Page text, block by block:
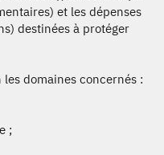
et les dépenses
destinées à protéger
domaines concernés :
;